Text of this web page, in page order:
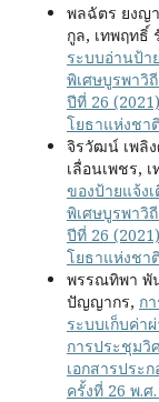
พลฉัตร ยงญ
กูล, เทพฤท
ระบบอ่านป้า
พิเศษบูรพาวิถี
ปีที่ 26
โยธาแห่งชา
จิรวัฒน์ เพลิ
เลื่อนเพชร,
ของป้ายแจ้ง
พิเศษบูรพาวิถี
ปีที่ 26
โยธาแห่งชา
พรรณทิพา พั
ปัญญากร, ก
ระบบเก็บค่า
การประชุมวิ
เอกสารประ
ครั้งที่ 26 พ.ศ